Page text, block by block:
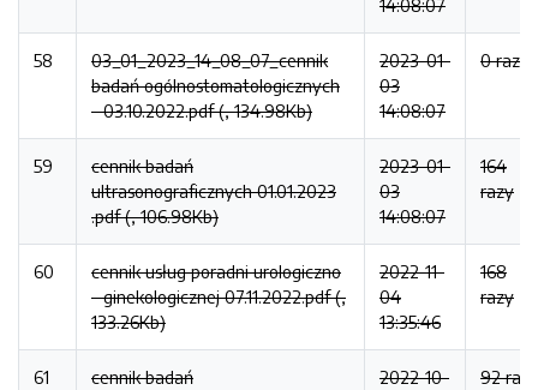
14:08:07
58
03_01_2023_14_08_07_cennik
badań ogólnostomatologicznych
- 03.10.2022.pdf (, 134.98Kb)
2023-01-
03
14:08:07
0 razy
59
cennik badań
ultrasonograficznych 01.01.2023
.pdf (, 106.98Kb)
2023-01-
03
14:08:07
164
razy
60
cennik usług poradni urologiczno
- ginekologicznej 07.11.2022.pdf (,
133.26Kb)
2022-11-
04
13:35:46
168
razy
61
cennik badań
2022-10-
92 razy